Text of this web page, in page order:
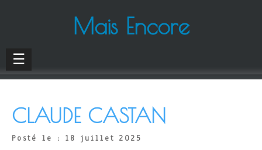
Mais Encore
☰
CLAUDE CASTAN
Posté le : 18 juillet 2025